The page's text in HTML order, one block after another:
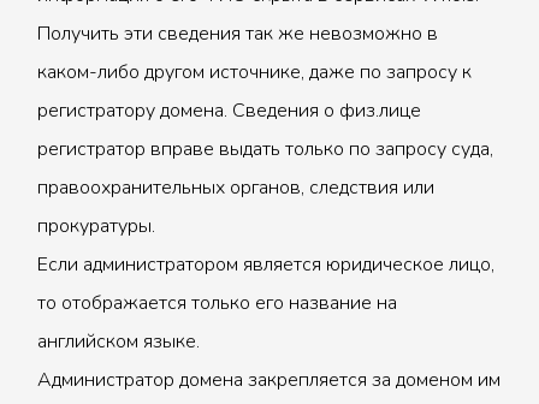
Получить эти сведения так же невозможно в
каком-либо другом источнике, даже по запросу к
регистратору домена. Сведения о физ.лице
регистратор вправе выдать только по запросу суда,
правоохранительных органов, следствия или
прокуратуры.
Если администратором является юридическое лицо,
то отображается только его название на
английском языке.
Администратор домена закрепляется за доменом им